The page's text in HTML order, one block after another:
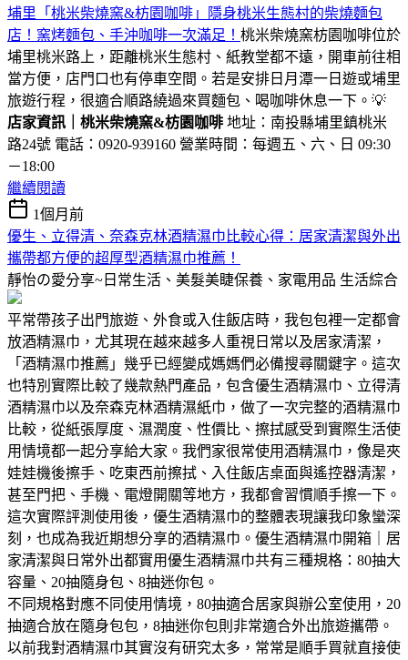
埔里「桃米柴燒窯&枋園咖啡」隱身桃米生態村的柴燒麵包
店！窯烤麵包、手沖咖啡一次滿足！ 桃米柴燒窯枋園咖啡位於
埔里桃米路上，距離桃米生態村、紙教堂都不遠，開車前往相
當方便，店門口也有停車空間。若是安排日月潭一日遊或埔里
旅遊行程，很適合順路繞過來買麵包、喝咖啡休息一下。💡
店家資訊｜桃米柴燒窯&枋園咖啡 地址：南投縣埔里鎮桃米
路24號 電話：0920-939160 營業時間：每週五、六、日 09:30
－18:00
繼續閱讀
1個月前
優生、立得清、奈森克林酒精濕巾比較心得：居家清潔與外出
攜帶都方便的超厚型酒精濕巾推薦！
靜怡の愛分享~日常生活、美髮美睫保養、家電用品 生活綜合
平常帶孩子出門旅遊、外食或入住飯店時，我包包裡一定都會
放酒精濕巾，尤其現在越來越多人重視日常以及居家清潔，
「酒精濕巾推薦」幾乎已經變成媽媽們必備搜尋關鍵字。這次
也特別實際比較了幾款熱門產品，包含優生酒精濕巾、立得清
酒精濕巾以及奈森克林酒精濕紙巾，做了一次完整的酒精濕巾
比較，從紙張厚度、濕潤度、性價比、擦拭感受到實際生活使
用情境都一起分享給大家。我們家很常使用酒精濕巾，像是夾
娃娃機後擦手、吃東西前擦拭、入住飯店桌面與遙控器清潔，
甚至門把、手機、電燈開關等地方，我都會習慣順手擦一下。
這次實際評測使用後，優生酒精濕巾的整體表現讓我印象蠻深
刻，也成為我近期想分享的酒精濕巾。優生酒精濕巾開箱｜居
家清潔與日常外出都實用優生酒精濕巾共有三種規格：80抽大
容量、20抽隨身包、8抽迷你包。
不同規格對應不同使用情境，80抽適合居家與辦公室使用，20
抽適合放在隨身包包，8抽迷你包則非常適合外出旅遊攜帶。
以前我對酒精濕巾其實沒有研究太多，常常是順手買就直接使